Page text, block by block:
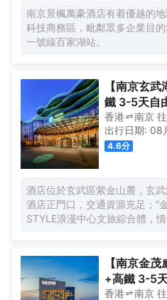
宴會及兩間380平方米多功能
域，則滿足賓客各種形式的會
南京景楓萬豪酒店有着優越的
科技商務區，毗鄰眾多企業目
一號線百家湖站。
【南京玄
鐵 3-5天自
香港 南京
出行日期: 08
4.6分
酒店位於玄武區紫金山麓，玄
酒店正門口，交通資源充足；“
STYLE浪漫中心文旅綜合體，
【南京金
+高鐵 3-5
香港 南京